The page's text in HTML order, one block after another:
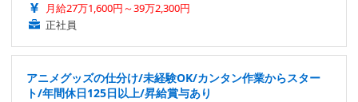
月給27万1,600円～39万2,300円
正社員
アニメグッズの仕分け/未経験OK/カンタン作業からスター
ト/年間休日125日以上/昇給賞与あり